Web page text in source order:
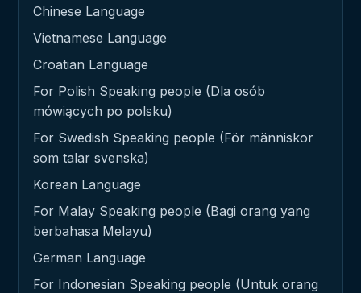
Chinese Language
Vietnamese Language
Croatian Language
For Polish Speaking people (Dla osób
mówiących po polsku)
For Swedish Speaking people (För människor
som talar svenska)
Korean Language
For Malay Speaking people (Bagi orang yang
berbahasa Melayu)
German Language
For Indonesian Speaking people (Untuk orang